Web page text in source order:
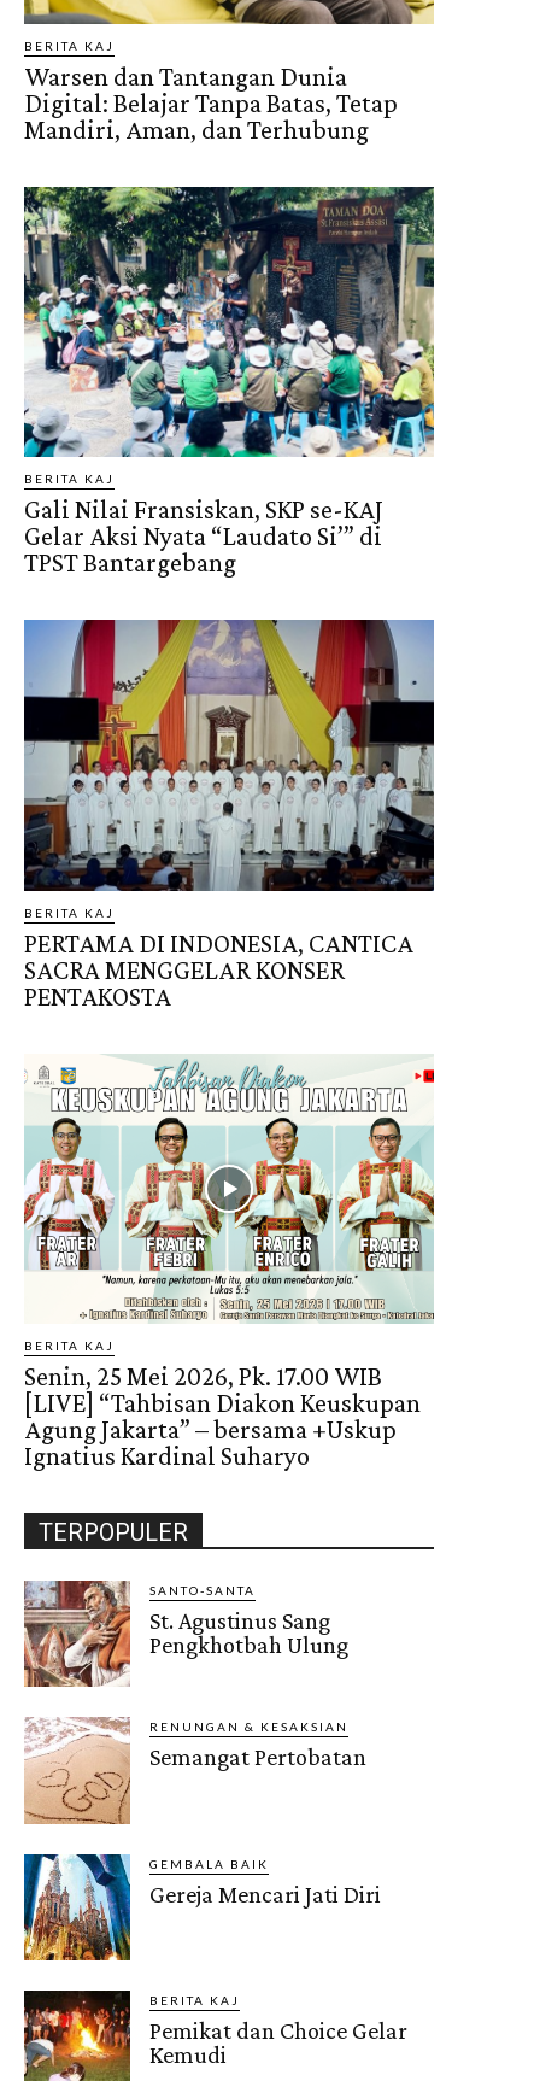
BERITA KAJ
Warsen dan Tantangan Dunia
Digital: Belajar Tanpa Batas, Tetap
Mandiri, Aman, dan Terhubung
BERITA KAJ
Gali Nilai Fransiskan, SKP se-KAJ
Gelar Aksi Nyata “Laudato Si’” di
TPST Bantargebang
BERITA KAJ
PERTAMA DI INDONESIA, CANTICA
SACRA MENGGELAR KONSER
PENTAKOSTA
BERITA KAJ
Senin, 25 Mei 2026, Pk. 17.00 WIB
[LIVE] “Tahbisan Diakon Keuskupan
Agung Jakarta” – bersama +Uskup
Ignatius Kardinal Suharyo
TERPOPULER
SANTO-SANTA
St. Agustinus Sang
Pengkhotbah Ulung
RENUNGAN & KESAKSIAN
Semangat Pertobatan
GEMBALA BAIK
Gereja Mencari Jati Diri
BERITA KAJ
Pemikat dan Choice Gelar
Kemudi